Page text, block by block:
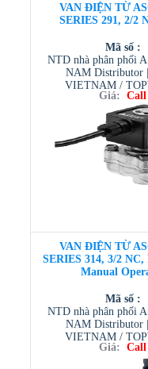
VAN ĐIỆN TỪ
SERIES 291, 2/2
Mã số :
NTD nhà phân phối
NAM Distributor
VIETNAM /
VIETNAM /
/ TESCOM
Giá: Call
VAN ĐIỆN TỪ
SERIES 314, 3/2
Manual
Mã số :
NTD nhà phân phối
NAM Distributor
VIETNAM /
VIETNAM /
/ TESCOM
Giá: Call